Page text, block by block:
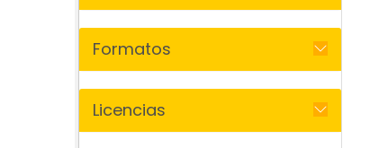
Formatos
Licencias